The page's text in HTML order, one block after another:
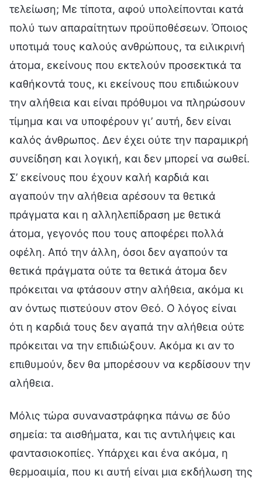
τελείωση; Με τίποτα, αφού υπολείπονται κατά
πολύ των απαραίτητων προϋποθέσεων. Όποιος
υποτιμά τους καλούς ανθρώπους, τα ειλικρινή
άτομα, εκείνους που εκτελούν προσεκτικά τα
καθήκοντά τους, κι εκείνους που επιδιώκουν
την αλήθεια και είναι πρόθυμοι να πληρώσουν
τίμημα και να υποφέρουν γι’ αυτή, δεν είναι
καλός άνθρωπος. Δεν έχει ούτε την παραμικρή
συνείδηση και λογική, και δεν μπορεί να σωθεί.
Σ’ εκείνους που έχουν καλή καρδιά και
αγαπούν την αλήθεια αρέσουν τα θετικά
πράγματα και η αλληλεπίδραση με θετικά
άτομα, γεγονός που τους αποφέρει πολλά
οφέλη. Από την άλλη, όσοι δεν αγαπούν τα
θετικά πράγματα ούτε τα θετικά άτομα δεν
πρόκειται να φτάσουν στην αλήθεια, ακόμα κι
αν όντως πιστεύουν στον Θεό. Ο λόγος είναι
ότι η καρδιά τους δεν αγαπά την αλήθεια ούτε
πρόκειται να την επιδιώξουν. Ακόμα κι αν το
επιθυμούν, δεν θα μπορέσουν να κερδίσουν την
αλήθεια.
Μόλις τώρα συναναστράφηκα πάνω σε δύο
σημεία: τα αισθήματα, και τις αντιλήψεις και
φαντασιοκοπίες. Υπάρχει και ένα ακόμα, η
θερμοαιμία, που κι αυτή είναι μια εκδήλωση της